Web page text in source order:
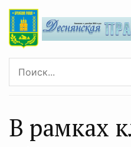
В рамках